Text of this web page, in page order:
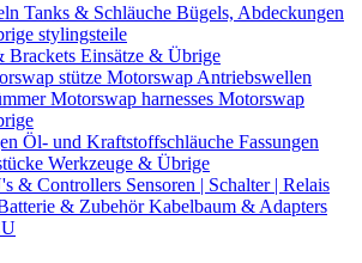
Tanks & Schläuche Bügels, Abdeckungen
stylingsteile
Brackets Einsätze & Übrige
stütze Motorswap Antriebswellen
Motorswap harnesses Motorswap
Öl- und Kraftstoffschläuche Fassungen
Werkzeuge & Übrige
& Controllers Sensoren | Schalter | Relais
& ZubehörKabelbaum & Adapters